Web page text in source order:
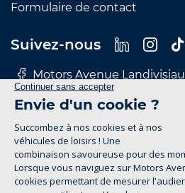
Formulaire de contact
Suivez-nous
Motors Avenue Landivisiau
Motors Avenue Le Mans
Motors Avenue Rennes
Motors Avenue Tours